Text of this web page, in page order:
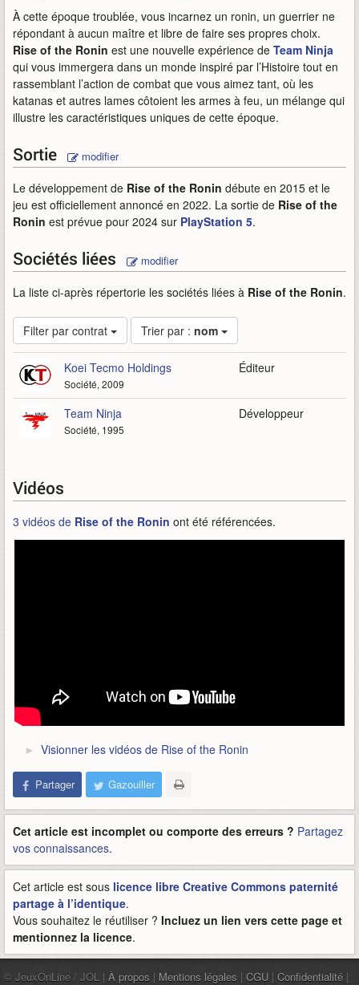
À cette époque troublée, vous incarnez un ronin, un guerrier ne
répondant à aucun maître et libre de faire ses propres choix.
Rise of the Ronin est une nouvelle expérience de Team Ninja
qui vous immergera dans un monde inspiré par l’Histoire tout en
rassemblant l’action de combat que vous aimez tant, où les
katanas et autres lames côtoient les armes à feu, un mélange qui
illustre les caractéristiques uniques de cette époque.
Sortie modifier
Le développement de Rise of the Ronin débute en 2015 et le
jeu est officiellement annoncé en 2022. La sortie de Rise of the
Ronin est prévue pour 2024 sur PlayStation 5.
Sociétés liées modifier
La liste ci-après répertorie les sociétés liées à Rise of the Ronin.
Filter par contrat Trier par : nom
Koei Tecmo Holdings
Société, 2009
Éditeur
Team Ninja
Société, 1995
Développeur
Vidéos
3 vidéos de Rise of the Ronin ont été référencées.
Visionner les vidéos de Rise of the Ronin
Partager Gazouiller
Cet article est incomplet ou comporte des erreurs ? Partagez
vos connaissances.
Cet article est sous licence libre Creative Commons paternité
partage à l’identique.
Vous souhaitez le réutiliser ? Incluez un lien vers cette page et
mentionnez la licence.
© JeuxOnLine / JOL | À propos | Mentions légales | CGU | Confidentialité |